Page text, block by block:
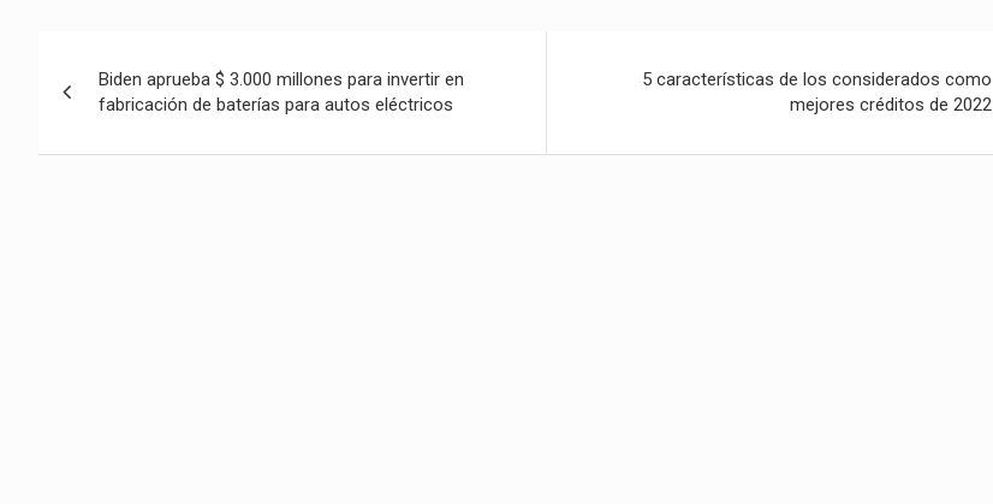
de
entradas
Biden aprueba $ 3.000 millones para invertir en
fabricación de baterías para autos eléctricos
5 características de los considerados como
mejores créditos de 2022